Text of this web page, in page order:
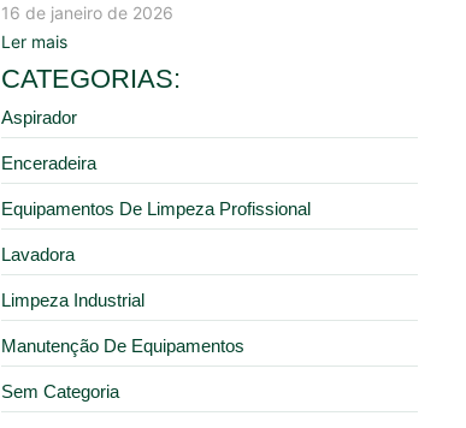
16 de janeiro de 2026
Ler mais
CATEGORIAS:
Aspirador
Enceradeira
Equipamentos De Limpeza Profissional
Lavadora
Limpeza Industrial
Manutenção De Equipamentos
Sem Categoria